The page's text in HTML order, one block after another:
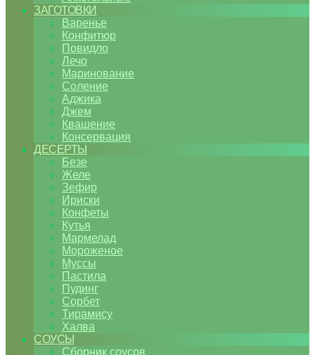
ЗАГОТОВКИ
Варенье
Конфитюр
Повидло
Лечо
Маринование
Соление
Аджика
Джем
Квашение
Консервация
ДЕСЕРТЫ
Безе
Желе
Зефир
Ириски
Конфеты
Кутья
Мармелад
Мороженое
Муссы
Пастила
Пудинг
Сорбет
Тирамису
Халва
СОУСЫ
Сборник соусов